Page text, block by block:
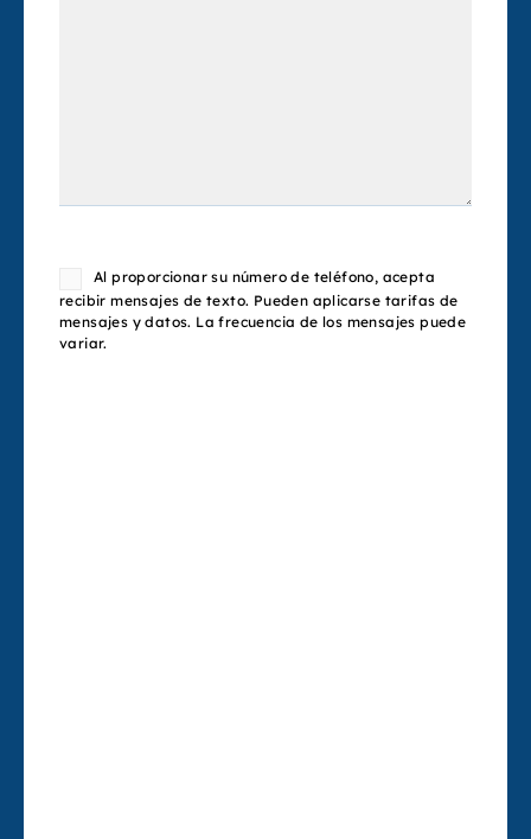
ConsentAl proporcionar su número de teléfono, acepta
recibir mensajes de texto. Pueden aplicarse tarifas de
mensajes y datos. La frecuencia de los mensajes puede
variar.